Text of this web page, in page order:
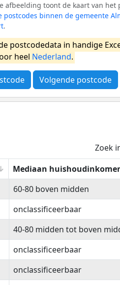
afbeelding toont de kaart van
postcodes binnen de gemeente
.
postcodedata in handige
heel Nederland.
Volgende postcode
Zoek
Mediaan
Mediaan huishoudinkomen
60-80 boven midden
onclassificeerbaar
40-80 midden tot boven
onclassificeerbaar
onclassificeerbaar